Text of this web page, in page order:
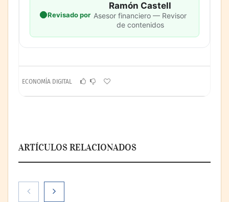
Revisado por
Ramón Castell
Asesor financiero — Revisor
de contenidos
ECONOMÍA DIGITAL
ARTÍCULOS RELACIONADOS
Paso a paso: ¿cómo prepararse para la